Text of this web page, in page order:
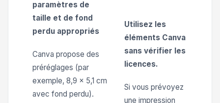
paramètres de
taille et de fond
perdu appropriés
Canva propose des
préréglages (par
exemple, 8,9 x 5,1 cm
avec fond perdu).
Utilisez les
éléments Canva
sans vérifier les
licences.
Si vous prévoyez
une impression